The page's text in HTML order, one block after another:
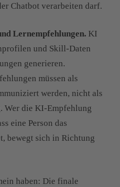
Chatbot verarbeiten darf.
Lernempfehlungen. KI
und Skill-Daten
generieren.
müssen als
werden, nicht als
Wer die KI-Empfehlung
eine Person das
bewegt sich in Richtung
haben: Die finale